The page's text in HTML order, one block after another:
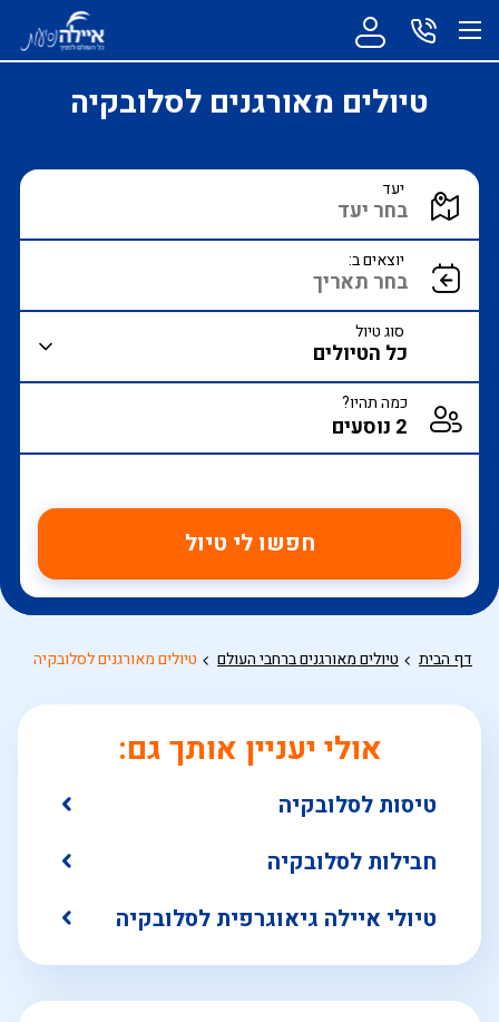
טיולים מאורגנים לסלובקיה
יעדהקלד יעד או עבור לכפתור הבא לבחירת יעד מרשימה
הצג רשימת יעדים לבחירה
יוצאים ב:
סוג טיול
כמה תהיו?
חפשו לי טיול
דף הבית טיולים מאורגנים ברחבי העולם טיולים מאורגנים לסלובקיה
אולי יעניין אותך גם:
טיסות לסלובקיה
חבילות לסלובקיה
טיולי איילה גיאוגרפית לסלובקיה